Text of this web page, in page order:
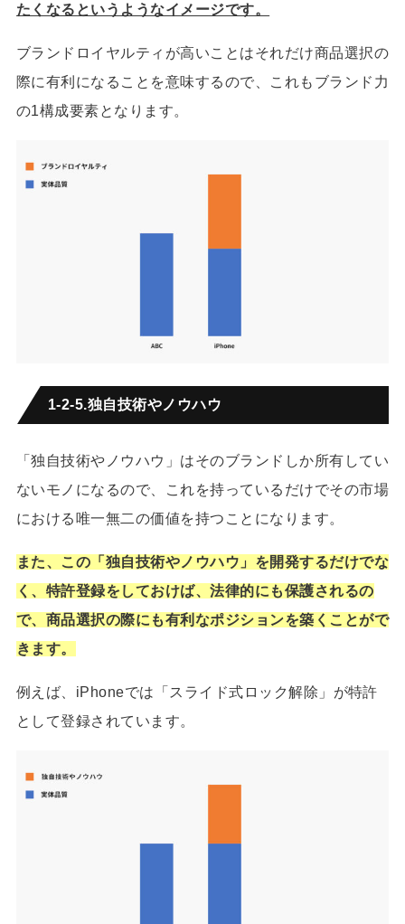
たくなるというようなイメージです。
ブランドロイヤルティが高いことはそれだけ商品選択の
際に有利になることを意味するので、これもブランド力
の1構成要素となります。
1-2-5.独自技術やノウハウ
「独自技術やノウハウ」はそのブランドしか所有してい
ないモノになるので、これを持っているだけでその市場
における唯一無二の価値を持つことになります。
また、この「独自技術やノウハウ」を開発するだけでな
く、特許登録をしておけば、法律的にも保護されるの
で、商品選択の際にも有利なポジションを築くことがで
きます。
例えば、iPhoneでは「スライド式ロック解除」が特許
として登録されています。